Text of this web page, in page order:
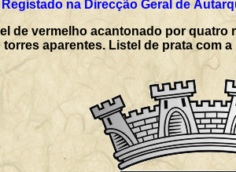
Registado na Direcção Geral de
de vermelho acantonado por
aparentes. Listel de prata com